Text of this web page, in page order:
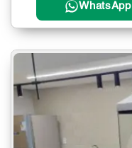
WhatsApp